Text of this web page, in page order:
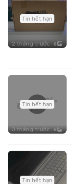
Tin hết hạn
2 tháng trước 6
Tin hết hạn
3 tháng trước 6
Tin hết hạn